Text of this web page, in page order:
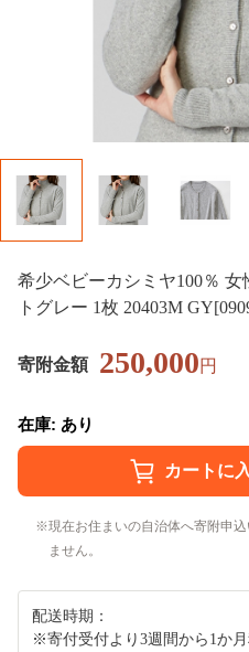
希少ベビーカシミヤ100％
トグレー 1枚 20403M
寄附金額 250,000円
在庫: あり
現在お住まいの自治体へ寄附申
ません。
配送時期：
※寄付受付より3週間から1か月